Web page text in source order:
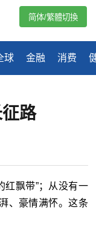
球 金融 消费
简体/繁體切換
路
红飘带”；从没有一
、豪情满怀。这条